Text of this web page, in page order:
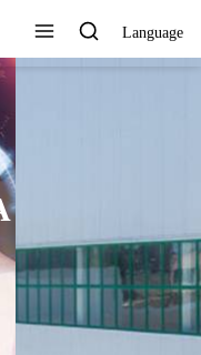
Language
DE